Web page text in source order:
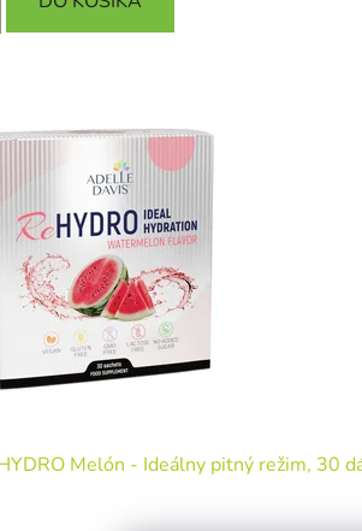
Melón - Ideálny pitný režim, 30